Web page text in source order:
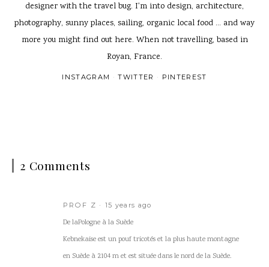
designer with the travel bug. I'm into design, architecture,
photography, sunny places, sailing, organic local food ... and way
more you might find out here. When not travelling, based in
Royan, France.
INSTAGRAM TWITTER PINTEREST
2 Comments
PROF Z 15 years ago
De laPologne à la Suède
Kebnekaise est un pouf tricotés et la plus haute montagne
en Suède à 2104 m et est située dans le nord de la Suède.